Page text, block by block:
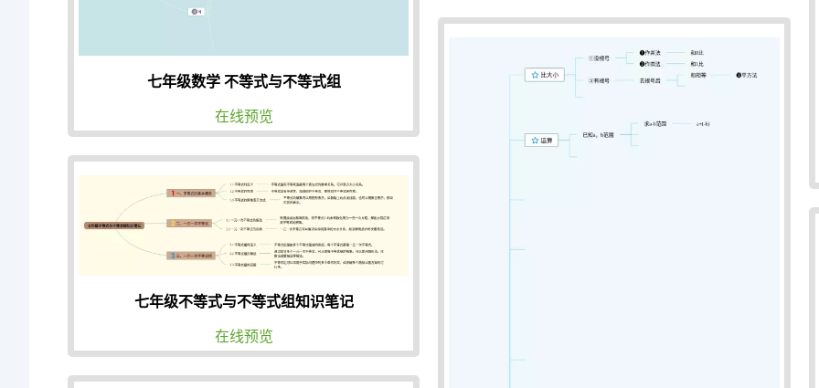
七年级数学 不等式与不等式组
在线预览
七年级不等式与不等式组知识笔记
在线预览